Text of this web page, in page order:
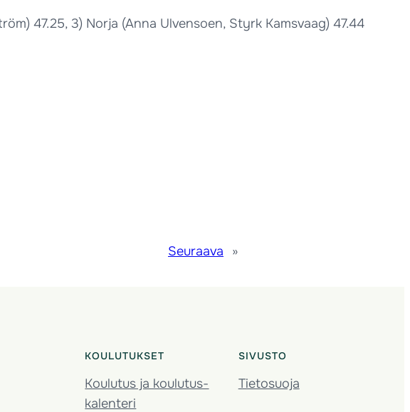
47.25, 3) Norja (Anna Ulvensoen, Styrk Kamsvaag) 47.44
Seuraava »
KOULUTUKSET
Koulutus ja koulutus­
kalenteri
SIVUSTO
Tietosuoja